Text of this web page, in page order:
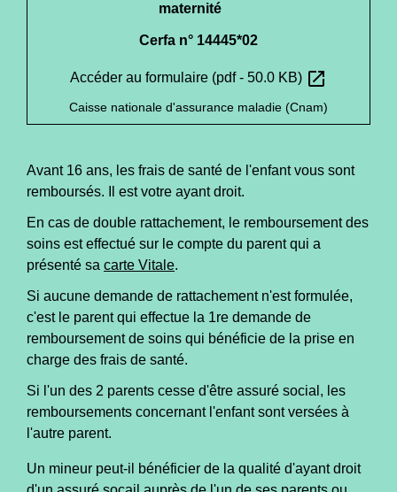
maternité
Cerfa n° 14445*02
Accéder au formulaire (pdf - 50.0 KB) open_in_new
Caisse nationale d'assurance maladie (Cnam)
Avant 16 ans, les frais de santé de l'enfant vous sont
remboursés. Il est votre ayant droit.
En cas de double rattachement, le remboursement des
soins est effectué sur le compte du parent qui a
présenté sa carte Vitale.
Si aucune demande de rattachement n'est formulée,
c'est le parent qui effectue la 1re demande de
remboursement de soins qui bénéficie de la prise en
charge des frais de santé.
Si l'un des 2 parents cesse d'être assuré social, les
remboursements concernant l'enfant sont versées à
l'autre parent.
Un mineur peut-il bénéficier de la qualité d'ayant droit